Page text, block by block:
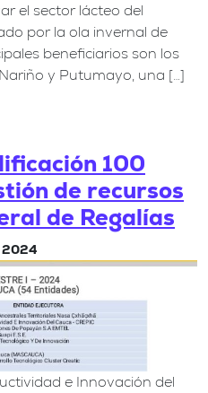
el sector lácteo del
por la ola invernal de
beneficiarios son los
y Putumayo, una […]
más de $5.000 millones
100
de recursos
de Regalías
2024
e Innovación del